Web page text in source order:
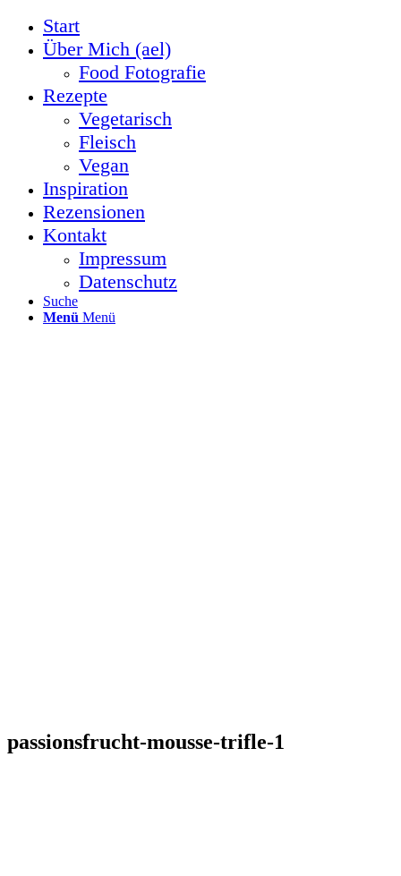
Start
Über Mich (ael)
Food Fotografie
Rezepte
Vegetarisch
Fleisch
Vegan
Inspiration
Rezensionen
Kontakt
Impressum
Datenschutz
Suche
Menü Menü
passionsfrucht-mousse-trifle-1